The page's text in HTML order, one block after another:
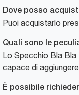
Dove posso
Puoi acquistarlo
Quali sono le
Lo Specchio Bla Bla
capace di
È possibile